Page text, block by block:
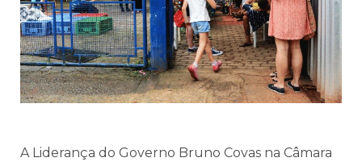
A Liderança do Governo Bruno Covas na Câmara